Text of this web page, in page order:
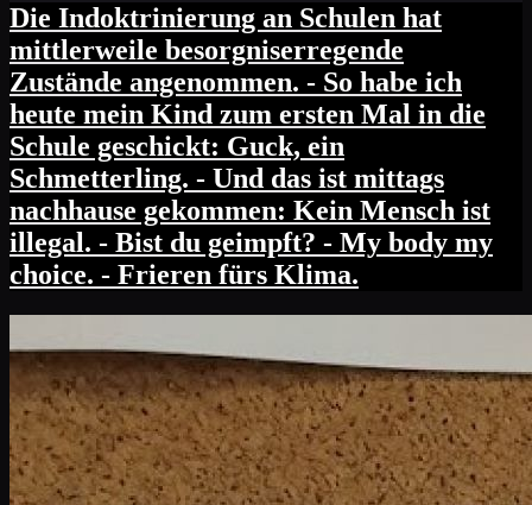
Die Indoktrinierung an Schulen hat
mittlerweile besorgniserregende
Zustände angenommen. - So habe ich
heute mein Kind zum ersten Mal in die
Schule geschickt: Guck, ein
Schmetterling. - Und das ist mittags
nachhause gekommen: Kein Mensch ist
illegal. - Bist du geimpft? - My body my
choice. - Frieren fürs Klima.